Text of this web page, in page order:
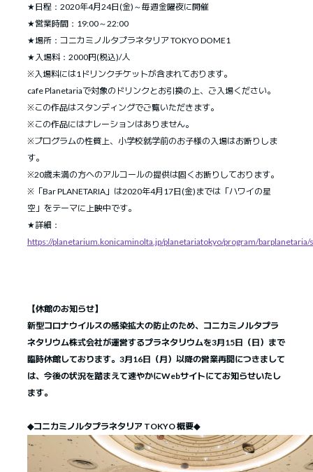
★日程：2020年4月24日(金)～毎週金曜夜に開催
★営業時間：19:00～22:00
★場所：コニカミノルタプラネタリア TOKYO DOME1
★入場料：2000円(税込)/人
※入場料には1ドリンクチケットが含まれております。
cafe Planetariaで対象のドリンクとお引換の上、ご入場ください。
※この作品はスタンディングでご覧いただきます。
※この作品にはナレーションはありません。
※プログラムの性質上、小学校就学前のお子様の入場はお断りしま
す。
※20歳未満の方へのアルコールの提供は固くお断りしております。
※「Bar PLANETARIA」は2020年4月17日(金)までは「ハワイの星
空」をテーマに上映中です。
★詳細：
https://planetarium.konicaminolta.jp/planetariatokyo/program/barplanetaria/
【休館のお知らせ】
新型コロナウイルスの感染拡大の防止のため、コニカミノルタプラ
ネタリウム株式会社が運営するプラネタリウムを3月15日（日）まで
臨時休館しております。3月16日（月）以降の営業再開につきまして
は、今後の状況を踏まえて速やかにWebサイトにてお知らせいたし
ます。
◆コニカミノルタプラネタリア TOKYO 概要◆